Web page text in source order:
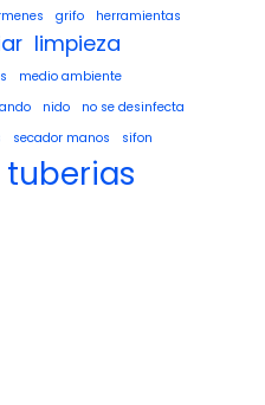
grifo
herramientas
limpieza
medio ambiente
nido
no se desinfecta
secador manos sifon
tuberias